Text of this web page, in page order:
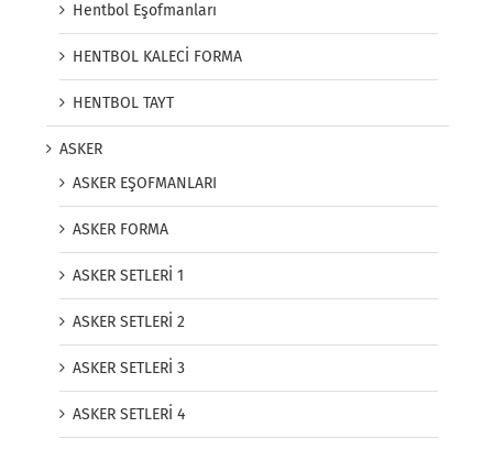
Hentbol Eşofmanları
HENTBOL KALECİ FORMA
HENTBOL TAYT
ASKER
ASKER EŞOFMANLARI
ASKER FORMA
ASKER SETLERİ 1
ASKER SETLERİ 2
ASKER SETLERİ 3
ASKER SETLERİ 4